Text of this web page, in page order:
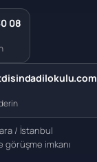
08
/ İstanbul
görüşme imkanı